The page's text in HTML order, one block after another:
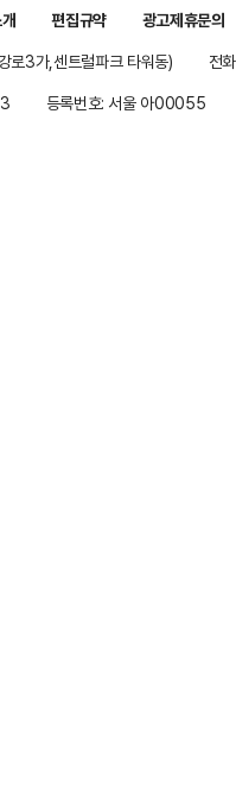
편집규약
광고제휴문의
로3가,센트럴파크 타워동)
전
등록번호: 서울 아00055